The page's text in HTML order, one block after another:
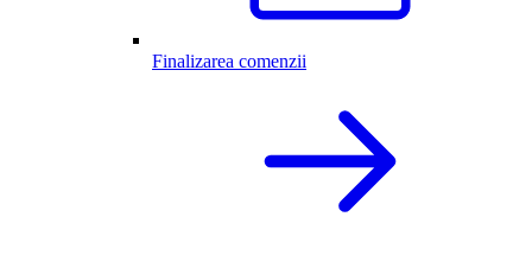
Finalizarea comenzii